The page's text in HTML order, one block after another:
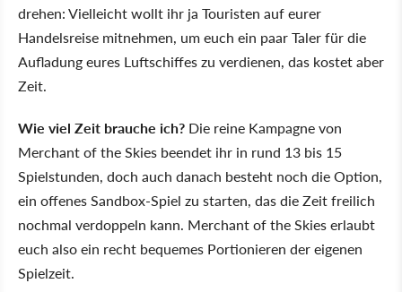
drehen: Vielleicht wollt ihr ja Touristen auf eurer
Handelsreise mitnehmen, um euch ein paar Taler für die
Aufladung eures Luftschiffes zu verdienen, das kostet aber
Zeit.
Wie viel Zeit brauche ich? Die reine Kampagne von
Merchant of the Skies beendet ihr in rund 13 bis 15
Spielstunden, doch auch danach besteht noch die Option,
ein offenes Sandbox-Spiel zu starten, das die Zeit freilich
nochmal verdoppeln kann. Merchant of the Skies erlaubt
euch also ein recht bequemes Portionieren der eigenen
Spielzeit.